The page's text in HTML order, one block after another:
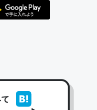
万能ソース「アイオリソ
に聞いてみた - メシ通 | ホ
、それも美味しいんだ
を指すのか、また違う